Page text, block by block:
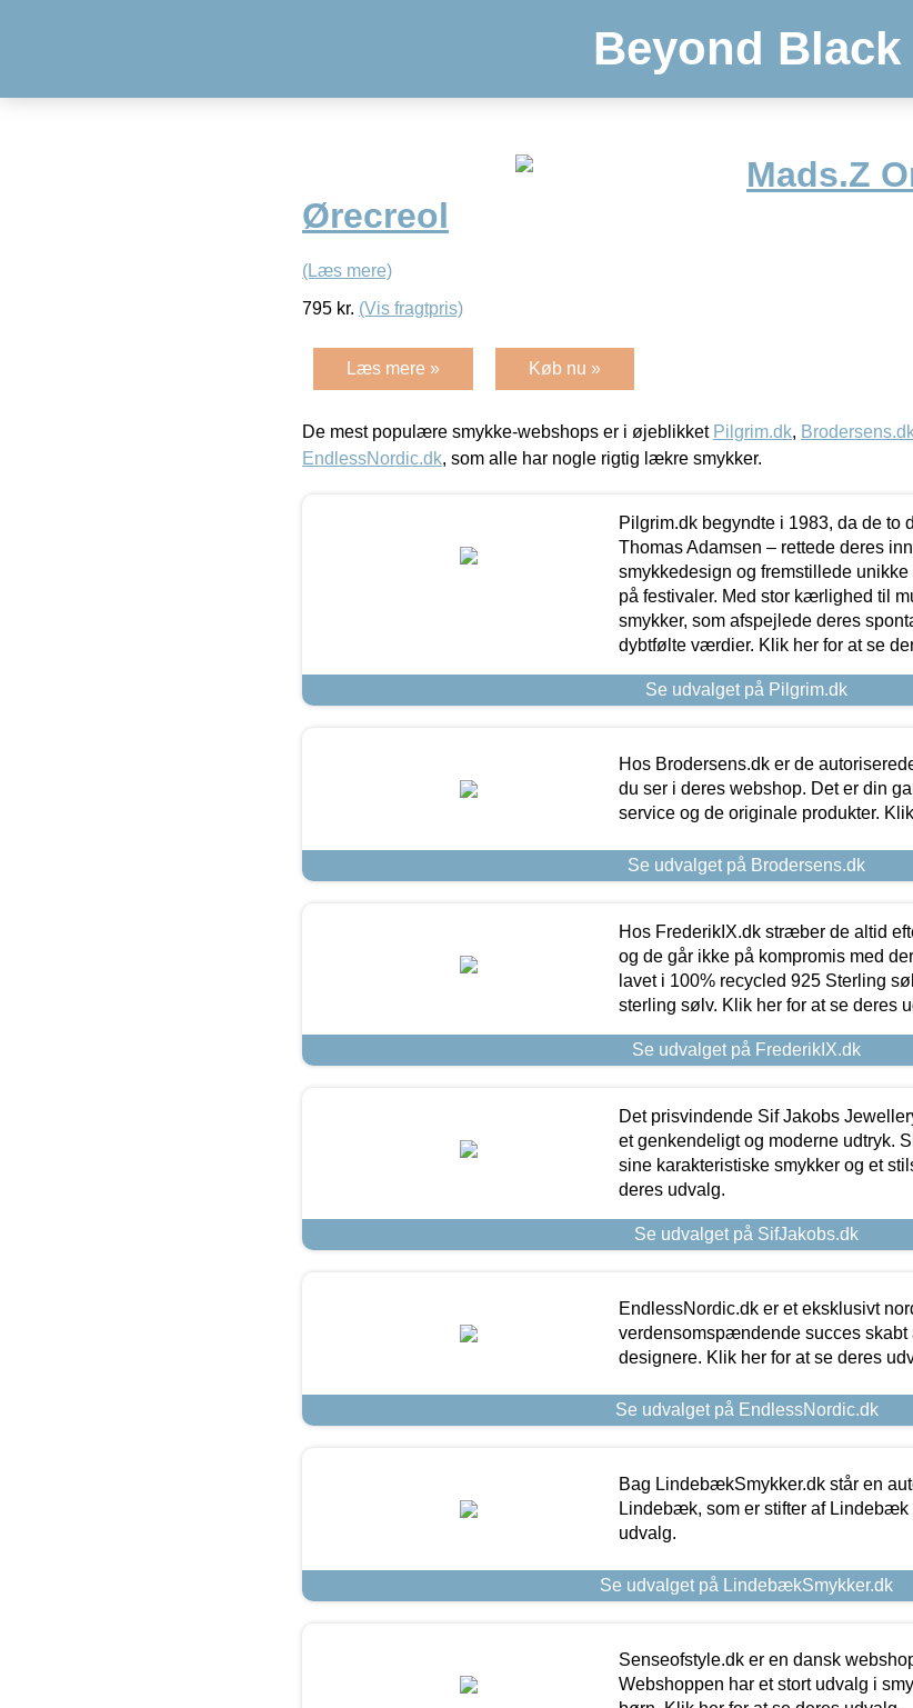
Beyond Black
Mads.Z
Ørecreol
(Læs mere)
795 kr. (Vis fragtpris)
Læs mere » Køb nu »
De mest populære smykke-webshops er i øjeblikket Pilgrim.dk,
EndlessNordic.dk, som alle har nogle rigtig lækre smykker.
Pilgrim.dk begyndte i 1983, da de to
Thomas Adamsen – rettede deres
smykkedesign og fremstillede
på festivaler. Med stor kærlighed til
smykker, som afspejlede deres
dybtfølte værdier. Klik her for at se
Se udvalget på Pilgrim.dk
Hos Brodersens.dk er de
du ser i deres webshop. Det er din
service og de originale produkter.
Se udvalget på Brodersens.dk
Hos FrederikIX.dk stræber de altid
og de går ikke på kompromis med
lavet i 100% recycled 925 Sterling
sterling sølv. Klik her for at se deres
Se udvalget på FrederikIX.dk
Det prisvindende Sif Jakobs
et genkendeligt og moderne udtryk.
sine karakteristiske smykker og et
deres udvalg.
Se udvalget på SifJakobs.dk
EndlessNordic.dk er et eksklusivt
verdensomspændende succes skabt
designere. Klik her for at se deres
Se udvalget på EndlessNordic.dk
Bag LindebækSmykker.dk står en
Lindebæk, som er stifter af Lindebæk
udvalg.
Se udvalget på LindebækSmykker.dk
Senseofstyle.dk er en dansk
Webshoppen har et stort udvalg i